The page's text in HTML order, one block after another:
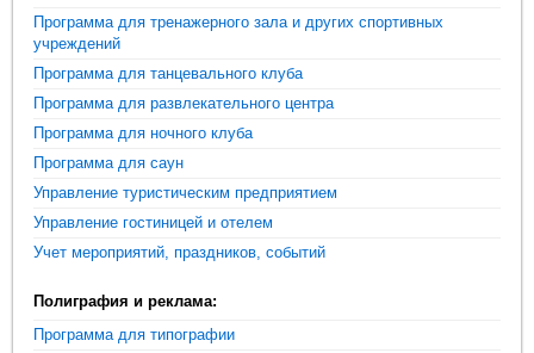
Программа для тренажерного зала и других спортивных
учреждений
Программа для танцевального клуба
Программа для развлекательного центра
Программа для ночного клуба
Программа для саун
Управление туристическим предприятием
Управление гостиницей и отелем
Учет мероприятий, праздников, событий
Полиграфия и реклама:
Программа для типографии